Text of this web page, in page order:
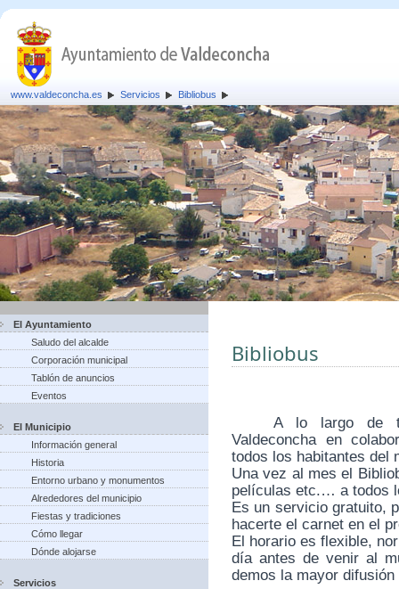
www.valdeconcha.es Servicios Bibliobus
El Ayuntamiento
Saludo del alcalde
Corporación municipal
Tablón de anuncios
Eventos
El Municipio
Información general
Historia
Entorno urbano y monumentos
Alrededores del municipio
Fiestas y tradiciones
Cómo llegar
Dónde alojarse
Servicios
Bibliobus
A lo largo de
Valdeconcha en
todos los habitantes del
Una vez al mes el
películas etc.… a todos
Es un servicio gratuito,
hacerte el carnet en el
El horario es flexible,
día antes de venir al
demos la mayor difusión